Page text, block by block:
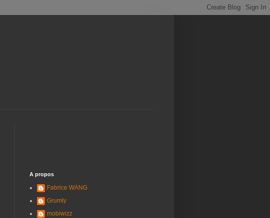
A propos
Fabrice WANG
Grumly
mobiwizz